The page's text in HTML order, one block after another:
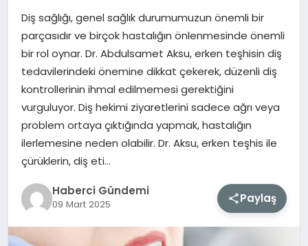
DÜNYA
MAGAZIN
EĞITIM
SAĞLIK
TEKNOLOJI
Diş sağlığı, genel sağlık durumumuzun önemli bir
parçasıdır ve birçok hastalığın önlenmesinde önemli
bir rol oynar. Dr. Abdulsamet Aksu, erken teşhisin diş
tedavilerindeki önemine dikkat çekerek, düzenli diş
kontrollerinin ihmal edilmemesi gerektiğini
vurguluyor. Diş hekimi ziyaretlerini sadece ağrı veya
problem ortaya çıktığında yapmak, hastalığın
ilerlemesine neden olabilir. Dr. Aksu, erken teşhis ile
çürüklerin, diş eti…
Haberci Gündemi
09 Mart 2025 Paylaş